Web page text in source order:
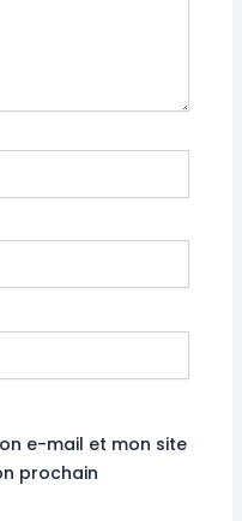
e-mail et mon site
prochain